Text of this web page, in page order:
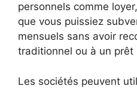
personnels comme
que vous puissiez
mensuels sans avoir
traditionnel ou à un prêt
Les sociétés peuvent